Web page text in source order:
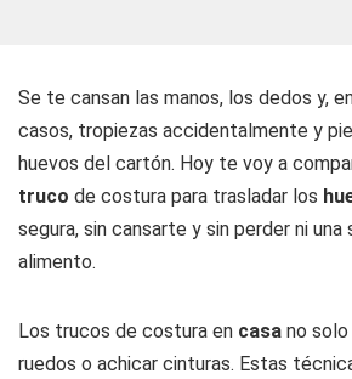
Se te cansan las manos, los dedos y,
casos, tropiezas accidentalmente y
huevos del cartón. Hoy te voy a
truco de costura para trasladar los
segura, sin cansarte y sin perder ni una
alimento.
Los trucos de costura en casa no solo
ruedos o achicar cinturas. Estas